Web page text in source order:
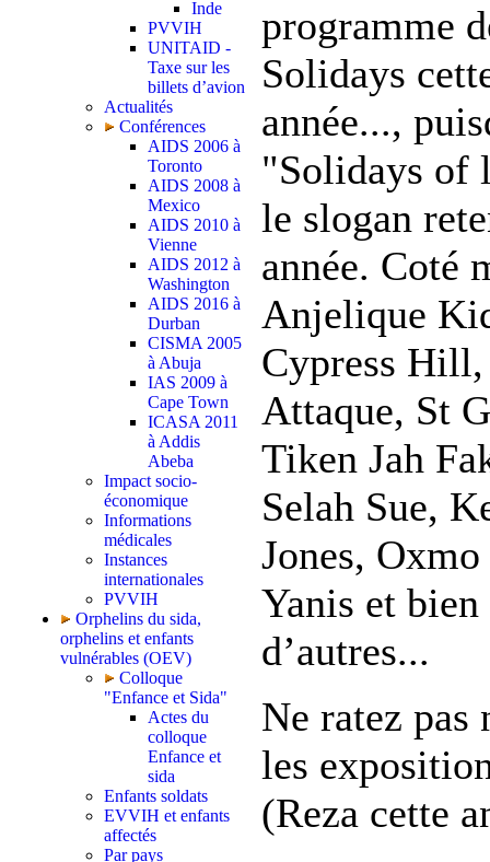
Inde
PVVIH
UNITAID -
Taxe sur les
billets d’avion
Actualités
Conférences
AIDS 2006 à
Toronto
AIDS 2008 à
Mexico
AIDS 2010 à
Vienne
AIDS 2012 à
Washington
AIDS 2016 à
Durban
CISMA 2005
à Abuja
IAS 2009 à
Cape Town
ICASA 2011
à Addis
Abeba
Impact socio-
économique
Informations
médicales
Instances
internationales
PVVIH
Orphelins du sida,
orphelins et enfants
vulnérables (OEV)
Colloque
"Enfance et Sida"
Actes du
colloque
Enfance et
sida
Enfants soldats
EVVIH et enfants
affectés
Par pays
programme
Solidays
année...,
"Solidays of
le slogan
année. Coté
Anjelique
Cypress
Attaque, St
Tiken Jah
Selah Sue,
Jones,
Yanis et bien
d’autres...
Ne ratez pas
les
(Reza cette